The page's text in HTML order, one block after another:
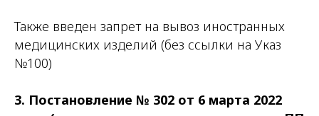
Также введен запрет на вывоз иностранных
медицинских изделий (без ссылки на Указ
№100)
3. Постановление № 302 от 6 марта 2022